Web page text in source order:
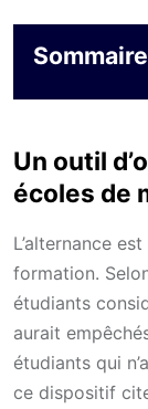
Sommaire
Un outil
écoles de
L’alternance
formation.
étudiants
aurait
étudiants qui
ce dispositif